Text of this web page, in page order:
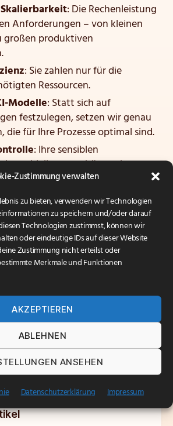
Zustimmung verwalten
zu bieten, verwenden wir Technologien
zu speichern und/oder darauf
Technologien zustimmst, können wir
oder eindeutige IDs auf dieser Website
Zustimmung nicht erteilst oder
Merkmale und Funktionen
AKZEPTIEREN
ABLEHNEN
ANSEHEN
Datenschutzerklärung Impressum
: Die Rechenleistung
Anforderungen – von kleinen
großen produktiven
: Sie zahlen nur für die
Ressourcen.
Modelle: Statt sich auf
festzulegen, setzen wir genau
die für Ihre Prozesse optimal sind.
: Ihre sensiblen
bleiben geschützt, ohne
externen Cloud-Giganten.
für über 500
verfügen wir über die
Lösungen wie Arconda
betreiben und zu skalieren.
, um zu erfahren, wie Arconda
Ihres
kann.